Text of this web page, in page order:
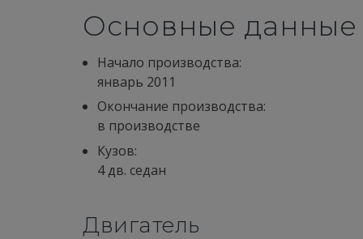
Основные данные
Начало производства:
январь 2011
Окончание производства:
в производстве
Кузов:
4 дв. седан
Двигатель